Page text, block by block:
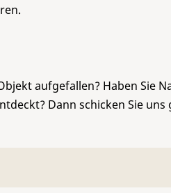
aufgefallen? Haben Sie
Dann schicken Sie uns